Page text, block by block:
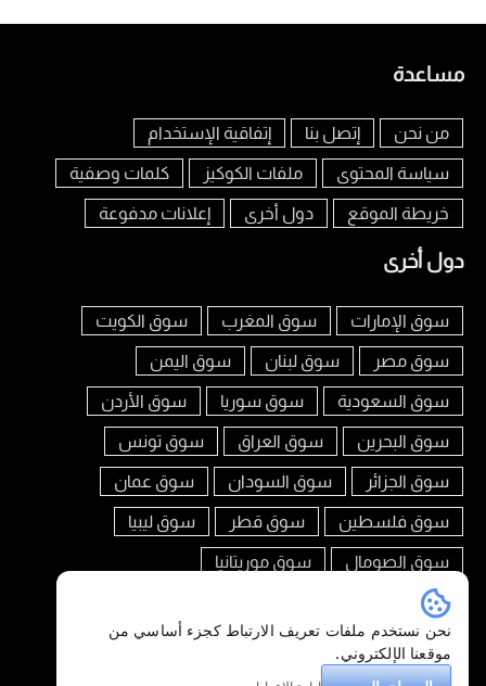
مساعدة
من نحن إتصل بنا إتفاقية الإستخدام
سياسة المحتوى ملفات الكوكيز كلمات وصفية
خريطة الموقع دول أخرى إعلانات مدفوعة
دول أخرى
سوق الإمارات سوق المغرب سوق الكويت
سوق مصر سوق لبنان سوق اليمن
سوق السعودية سوق سوريا سوق الأردن
سوق البحرين سوق العراق سوق تونس
سوق الجزائر سوق السودان سوق عمان
سوق فلسطين سوق قطر سوق ليبيا
سوق الصومال سوق موريتانيا
تابعنا على
نحن نستخدم ملفات تعريف الارتباط كجزء أساسي من
موقعنا الإلكتروني.